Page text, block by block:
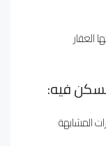
العقار
فيه:
المشابهة